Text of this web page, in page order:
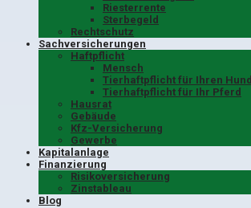
Riesterrente
Sterbegeld
Rechtschutz
Sachversicherungen
Haftpflicht
Mensch
Tierhaftpflicht für Ihren Hund
Tierhaftpflicht für Ihr Pferd
Hausrat
Gebäude
Kfz-Versicherung
Gewerbe
Kapitalanlage
Finanzierung
Risikoversicherung
Zinstableau
Blog